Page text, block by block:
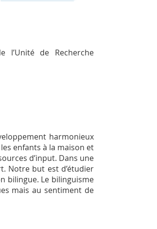
de Recherche
harmonieux
enfants à la maison et
d’input. Dans une
Notre but est d’étudier
bilingue. Le bilinguisme
mais au sentiment de